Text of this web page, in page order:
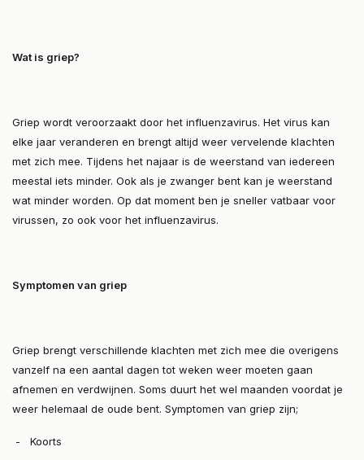
Wat is griep?
Griep wordt veroorzaakt door het influenzavirus. Het virus kan
elke jaar veranderen en brengt altijd weer vervelende klachten
met zich mee. Tijdens het najaar is de weerstand van iedereen
meestal iets minder. Ook als je zwanger bent kan je weerstand
wat minder worden. Op dat moment ben je sneller vatbaar voor
virussen, zo ook voor het influenzavirus.
Symptomen van griep
Griep brengt verschillende klachten met zich mee die overigens
vanzelf na een aantal dagen tot weken weer moeten gaan
afnemen en verdwijnen. Soms duurt het wel maanden voordat je
weer helemaal de oude bent. Symptomen van griep zijn;
- Koorts